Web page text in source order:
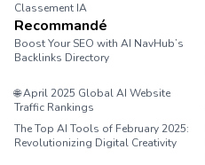
Classement IA
Recommandé
Boost Your SEO with AI NavHub’s
Backlinks Directory
🌐 April 2025 Global AI Website
Traffic Rankings
The Top AI Tools of February 2025:
Revolutionizing Digital Creativity